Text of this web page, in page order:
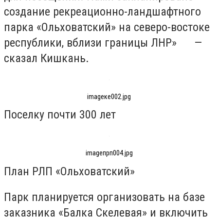
создание рекреационно-ландшафтного
парка «Ольховатский» на северо-востоке
республики, вблизи границы ЛНР» —
сказал Кишкань.
imagекe002.jpg
Поселку почти 300 лет
imageпрп004.jpg
План РЛП «Ольховатский»
Парк планируется организовать на базе
заказника «Балка Скелевая» и включить